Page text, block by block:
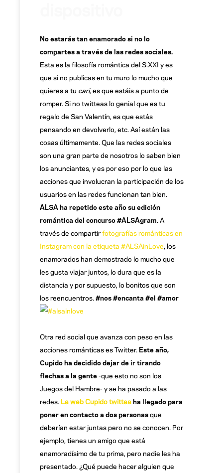
No estarás tan enamorado si no lo
compartes a través de las redes sociales.
Esta es la filosofía romántica del S.XXI y es
que si no publicas en tu muro lo mucho que
quieres a tu cari, es que estáis a punto de
romper. Si no twitteas lo genial que es tu
regalo de San Valentín, es que estás
pensando en devolverlo, etc. Así están las
cosas últimamente. Que las redes sociales
son una gran parte de nosotros lo saben bien
los anunciantes, y es por eso por lo que las
acciones que involucran la participación de los
usuarios en las redes funcionan tan bien.
ALSA ha repetido este año su edición
romántica del concurso #ALSAgram.A
través de compartirfotografías románticas en
Instagram con la etiqueta #ALSAinLove, los
enamorados han demostrado lo mucho que
les gusta viajar juntos, lo dura que es la
distancia y por supuesto, lo bonitos que son
los reencuentros.#nos #encanta #el #amor
Otra red social que avanza con peso en las
acciones románticas es Twitter. Este año,
Cupido ha decidido dejar de ir tirando
flechas a la gente-que esto no son los
Juegos del Hambre- y se ha pasado a las
redes. La web Cupido twitteaha llegado para
poner en contacto a dos personasque
deberían estar juntas pero no se conocen. Por
ejemplo, tienes un amigo que está
enamoradísimo de tu prima, pero nadie les ha
presentado. ¿Qué puede hacer alguien que